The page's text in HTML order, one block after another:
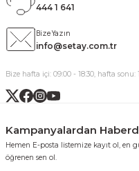
444 1 641
Bize Yazın
info@setay.com.tr
Bize hafta içi: 09:00 - 18:30, hafta
Kampanyalardan
Hemen E-posta listemize kayıt ol, en
öğrenen sen ol.